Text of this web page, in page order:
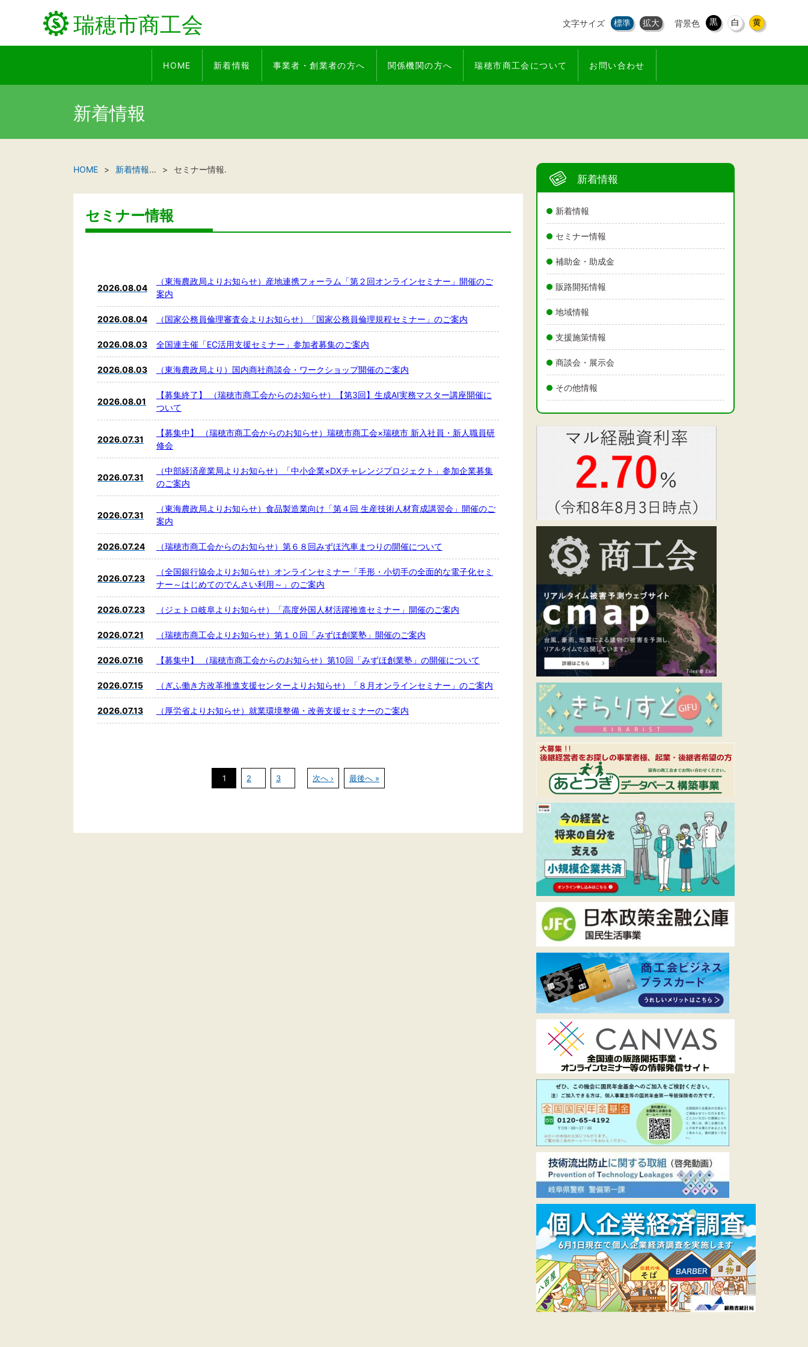
瑞穂市商工会 文字サイズ 標準 拡大 背景色 黒 白 黄
HOME 新着情報 事業者・創業者の方へ 関係機関の方へ 瑞穂市商工会について お問い合わせ
新着情報
新着情報
新着情報
セミナー情報
補助金・助成金
販路開拓情報
地域情報
支援施策情報
商談会・展示会
その他情報
HOME 新着情報... セミナー情報.
セミナー情報
2026.08.04
（東海農政局よりお知らせ）産地連携フォーラム「第２回オンラインセミナー」開催のご
案内
2026.08.04 （国家公務員倫理審査会よりお知らせ）「国家公務員倫理規程セミナー」のご案内
2026.08.03 全国連主催「EC活用支援セミナー」参加者募集のご案内
2026.08.03 （東海農政局より）国内商社商談会・ワークショップ開催のご案内
2026.08.01
【募集終了】 （瑞穂市商工会からのお知らせ）【第3回】生成AI実務マスター講座開催に
ついて
2026.07.31
【募集中】 （瑞穂市商工会からのお知らせ）瑞穂市商工会×瑞穂市 新入社員・新人職員研
修会
2026.07.31
（中部経済産業局よりお知らせ）「中小企業×DXチャレンジプロジェクト」参加企業募集
のご案内
2026.07.31
（東海農政局よりお知らせ）食品製造業向け「第４回 生産技術人材育成講習会」開催のご
案内
2026.07.24 （瑞穂市商工会からのお知らせ）第６８回みずほ汽車まつりの開催について
2026.07.23
（全国銀行協会よりお知らせ）オンラインセミナー「手形・小切手の全面的な電子化セミ
ナー～はじめてのでんさい利用～」のご案内
2026.07.23 （ジェトロ岐阜よりお知らせ）「高度外国人材活躍推進セミナー」開催のご案内
2026.07.21 （瑞穂市商工会よりお知らせ）第１０回「みずほ創業塾」開催のご案内
2026.07.16 【募集中】 （瑞穂市商工会からのお知らせ）第10回「みずほ創業塾」の開催について
2026.07.15 （ぎふ働き方改革推進支援センターよりお知らせ）「８月オンラインセミナー」のご案内
2026.07.13 （厚労省よりお知らせ）就業環境整備・改善支援セミナーのご案内
1 2 3 次へ › 最後へ »